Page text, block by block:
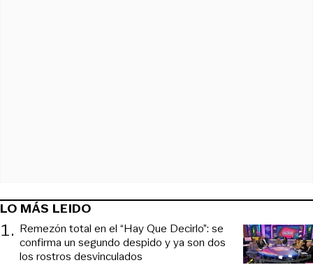
LO MÁS LEIDO
1. Remezón total en el “Hay Que Decirlo”: se
confirma un segundo despido y ya son dos
los rostros desvinculados